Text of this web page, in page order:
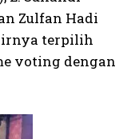
Zulfan Hadi
terpilih
voting dengan